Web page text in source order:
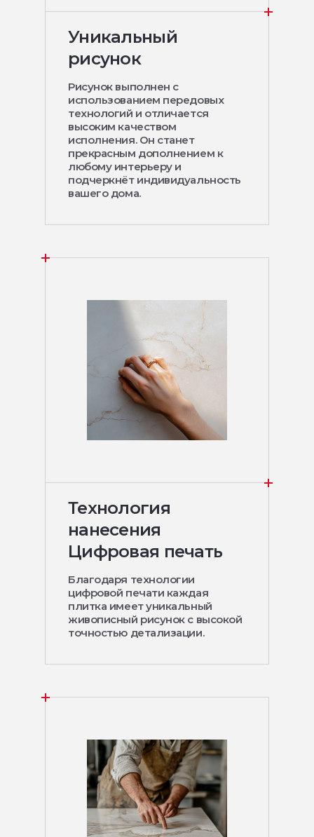
Уникальный
рисунок
Рисунок выполнен с
использованием передовых
технологий и отличается
высоким качеством
исполнения. Он станет
прекрасным дополнением к
любому интерьеру и
подчеркнёт индивидуальность
вашего дома.
Технология
нанесения
Цифровая печать
Благодаря технологии
цифровой печати каждая
плитка имеет уникальный
живописный рисунок с высокой
точностью детализации.